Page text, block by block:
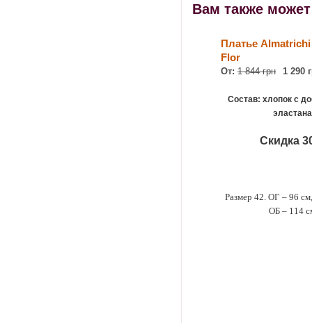
Вам также
Платье
Flor
От: 1 844 грн 1 290
Состав: хлопок с
эластана
Скидка
Размер 42. ОГ – 96
ОБ – 114